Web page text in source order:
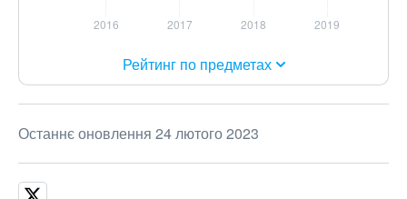
Рейтинг по предметах
Останнє оновлення 24 лютого 2023